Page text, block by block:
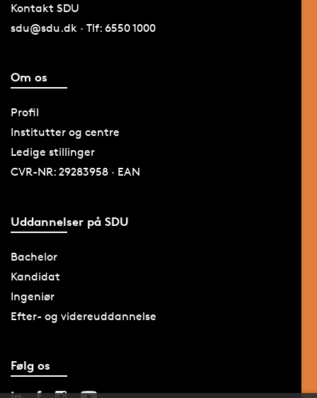
Kontakt SDU
sdu@sdu.dk · Tlf: 6550 1000
Om os
Profil
Institutter og centre
Ledige stillinger
CVR-NR: 29283958 · EAN
Uddannelser på SDU
Bachelor
Kandidat
Ingeniør
Efter- og videreuddannelse
Følg os